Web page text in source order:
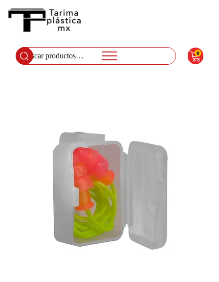
Buscar
por:
0